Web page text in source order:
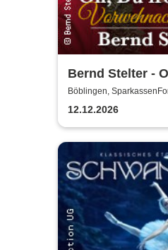
Bernd Stelter -
fröhlicher
Böblingen,
12.12.2026